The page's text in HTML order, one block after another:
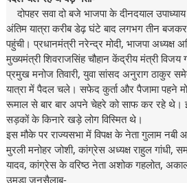
दोपहर सवा दो बजे भाजपा के दीनदयाल
अंतिम यात्रा करीब डेढ़ घंटे बाद लगभग तीन
पहुंची। प्रधानमंत्री नरेन्द्र मोदी, भाजपा अध्यक्ष
मुख्यमंत्री शिवराजसिंह चौहान केंद्रीय मंत्री
प्रमुख मनोज तिवारी, युवा सांसद अनुराग ठाकुर
यात्रा में पैदल चले। सफेद कुर्ता और पैजामा पहने
रूमाल से बार बार अपने चेहरे को साफ कर रहे
सड़कों के किनारे खड़े लोग विस्मित थे।
इस मौके पर राज्यसभा में विपक्ष के नेता गुलाम नबी
मुरली मनोहर जोशी, कांग्रेस अध्यक्ष राहुल गांधी,
यादव, कांग्रेस के वरिष्ठ नेता अशोक गहलोत,
उमड़ा जनसैलाब-